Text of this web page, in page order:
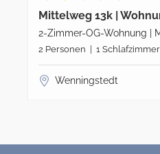
Mittelweg 13k |
2-Zimmer-OG-Wohnung |
2 Personen | 1
Wenningstedt